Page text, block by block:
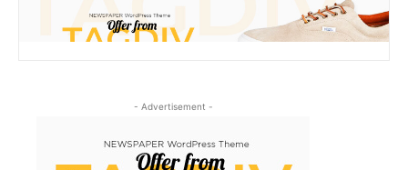
- Advertisement -